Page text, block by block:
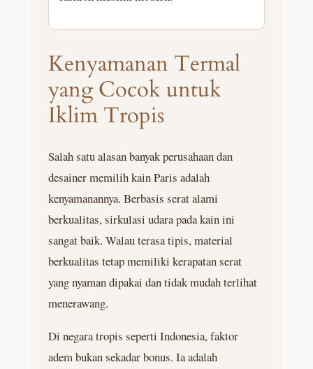
Kenyamanan Termal
yang Cocok untuk
Iklim Tropis
Salah satu alasan banyak perusahaan dan
desainer memilih kain Paris adalah
kenyamanannya. Berbasis serat alami
berkualitas, sirkulasi udara pada kain ini
sangat baik. Walau terasa tipis, material
berkualitas tetap memiliki kerapatan serat
yang nyaman dipakai dan tidak mudah terlihat
menerawang.
Di negara tropis seperti Indonesia, faktor
adem bukan sekadar bonus. Ia adalah